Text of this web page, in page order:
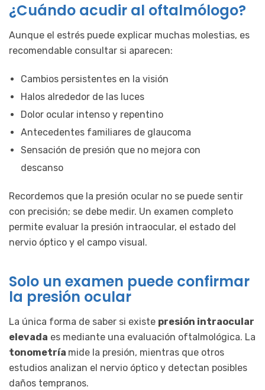
¿Cuándo acudir al oftalmólogo?
Aunque el estrés puede explicar muchas molestias, es
recomendable consultar si aparecen:
Cambios persistentes en la visión
Halos alrededor de las luces
Dolor ocular intenso y repentino
Antecedentes familiares de glaucoma
Sensación de presión que no mejora con
descanso
Recordemos que la presión ocular no se puede sentir
con precisión; se debe medir. Un examen completo
permite evaluar la presión intraocular, el estado del
nervio óptico y el campo visual.
Solo un examen puede confirmar
la presión ocular
La única forma de saber si existe presión intraocular
elevada es mediante una evaluación oftalmológica. La
tonometría mide la presión, mientras que otros
estudios analizan el nervio óptico y detectan posibles
daños tempranos.